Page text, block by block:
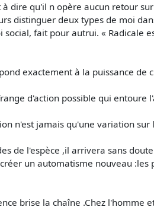
à dire qu'il n opère aucun retour
distinguer deux types de moi
fait pour autrui. « Radicale
exactement à la puissance de
d'action possible qui
n'est jamais qu'une variation
de l'espèce ,il arrivera sans
un automatisme nouveau
brise la chaîne .Chez l'homme